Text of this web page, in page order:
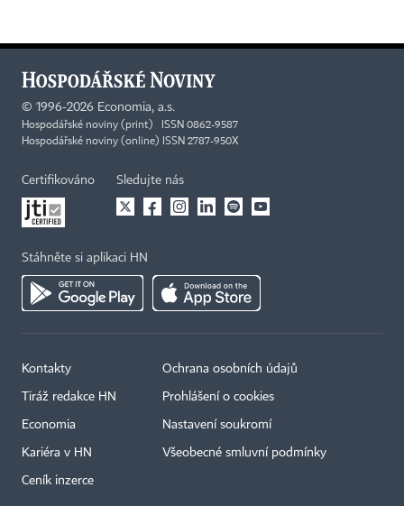
© 1996-2026 Economia, a.s.
Hospodářské noviny (print) ISSN 0862-9587
Hospodářské noviny (online) ISSN 2787-950X
Certifikováno Sledujte nás
Stáhněte si aplikaci HN
Kontakty
Tiráž redakce HN
Economia
Kariéra v HN
Ceník inzerce
Ochrana osobních údajů
Prohlášení o cookies
Nastavení soukromí
Všeobecné smluvní podmínky